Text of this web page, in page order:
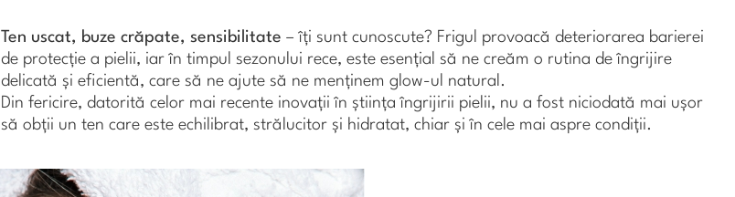
Ten uscat, buze crăpate, sensibilitate – îți sunt cunoscute? Frigul provoacă deteriorarea barierei
de protecție a pielii, iar în timpul sezonului rece, este esențial să ne creăm o rutina de îngrijire
delicată și eficientă, care să ne ajute să ne menținem glow-ul natural.
Din fericire, datorită celor mai recente inovații în știința îngrijirii pielii, nu a fost niciodată mai ușor
să obții un ten care este echilibrat, strălucitor și hidratat, chiar și în cele mai aspre condiții.